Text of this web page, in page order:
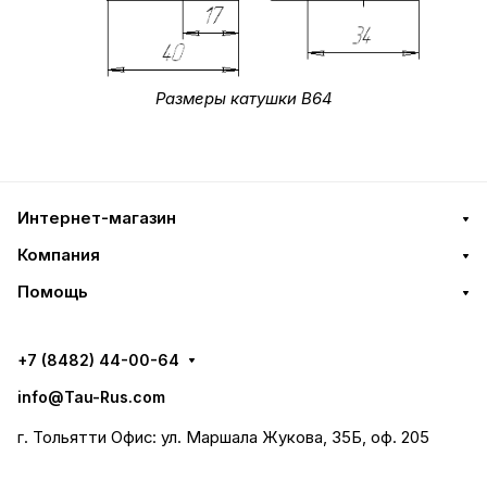
Размеры катушки В64
Интернет-магазин
Компания
Помощь
+7 (8482) 44-00-64
info@Tau-Rus.com
г. Тольятти Офис: ул. Маршала Жукова, 35Б, оф. 205